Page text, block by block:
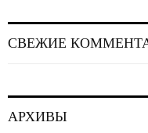
СВЕЖИЕ
АРХИВЫ